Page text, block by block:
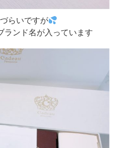
らいですが
ランド名が入っています